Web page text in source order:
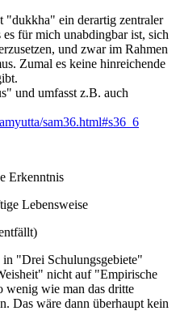
"dukkha" ein derartig zentraler
für mich unabdingbar ist, sich
und zwar im Rahmen
Zumal es keine hinreichende
und umfasst z.B. auch
sam36.html#s36_6
Erkenntnis
Lebensweise
in "Drei Schulungsgebiete"
nicht auf "Empirische
wenig wie man das dritte
Das wäre dann überhaupt kein